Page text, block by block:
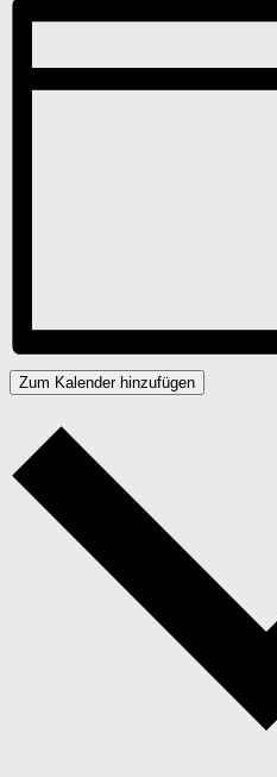
Zum Kalender hinzufügen